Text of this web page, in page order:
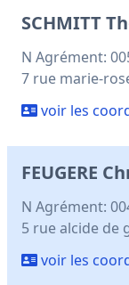
SCHMITT
N Agrément:
7 rue marie-
voir les
FEUGERE
N Agrément:
5 rue alcide de
voir les